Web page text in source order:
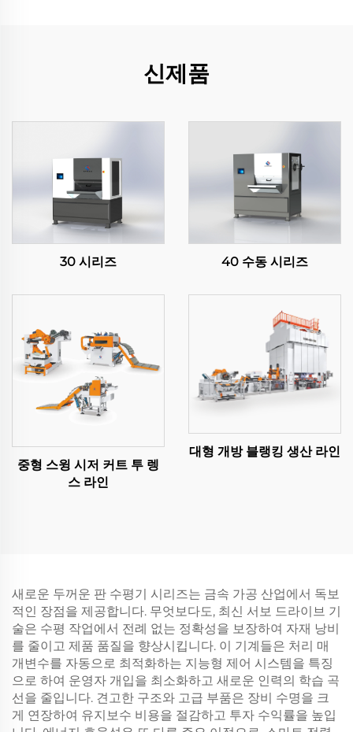
신제품
30 시리즈 40 수동 시리즈
중형 스윙 시저 커트 투 렝
스 라인
대형 개방 블랭킹 생산 라인
새로운 두꺼운 판 수평기 시리즈는 금속 가공 산업에서 독보
적인 장점을 제공합니다. 무엇보다도, 최신 서보 드라이브 기
술은 수평 작업에서 전례 없는 정확성을 보장하여 자재 낭비
를 줄이고 제품 품질을 향상시킵니다. 이 기계들은 처리 매
개변수를 자동으로 최적화하는 지능형 제어 시스템을 특징
으로 하여 운영자 개입을 최소화하고 새로운 인력의 학습 곡
선을 줄입니다. 견고한 구조와 고급 부품은 장비 수명을 크
게 연장하여 유지보수 비용을 절감하고 투자 수익률을 높입